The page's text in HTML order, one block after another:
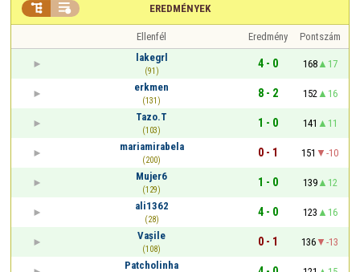
EREDMÉNYEK
 
Ellenfél Eredmény
Pontszám
lakegrl
(91)
4 - 0 168
17
erkmen
(131)
8 - 2 152
16
Tazo.T
(103)
1 - 0 141
11
mariamirabela
(200)
0 - 1 151
-10
Mujer6
(129)
1 - 0 139
12
ali1362
(28)
4 - 0 123
16
Vașile
(108)
0 - 1 136
-13
Patcholinha